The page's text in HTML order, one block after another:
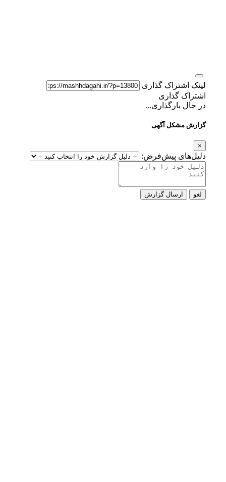
لینک اشتراک گذاری
اشتراک گذاری
در حال بارگذاری...
گزارش مشکل آگهی
×
دلیل‌های پیش‌فرض:
لغو ارسال گزارش